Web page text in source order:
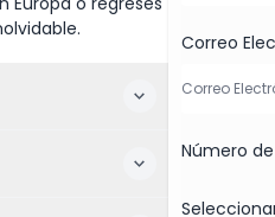
Correo
Número